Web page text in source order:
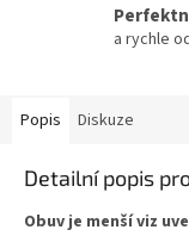
a rychle
Popis Diskuze
Detailní popis
Obuv je menší viz